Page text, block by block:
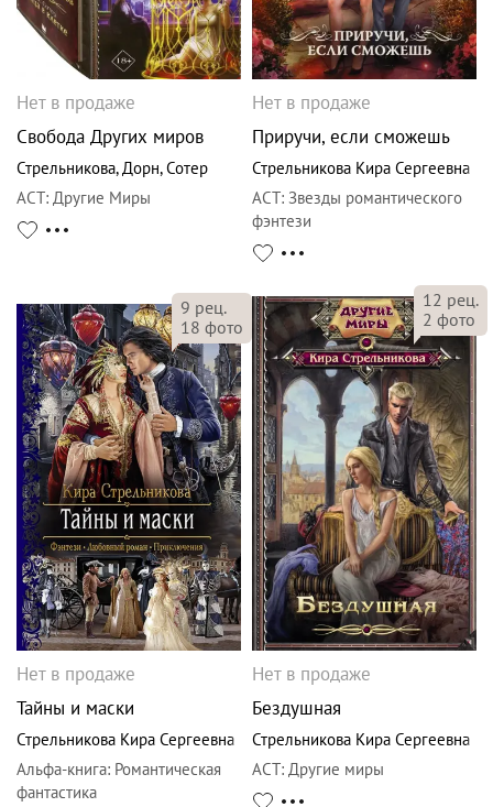
Нет в продаже
Свобода Других миров
Стрельникова,Дорн,Сотер
АСТ: Другие Миры
Нет в продаже
Приручи, если сможешь
Стрельникова Кира Сергеевна
АСТ: Звезды романтического
фэнтези
9 рец.
18 фото
Нет в продаже
Тайны и маски
Стрельникова Кира Сергеевна
Альфа-книга: Романтическая
фантастика
12 рец.
2 фото
Нет в продаже
Бездушная
Стрельникова Кира Сергеевна
АСТ: Другие миры